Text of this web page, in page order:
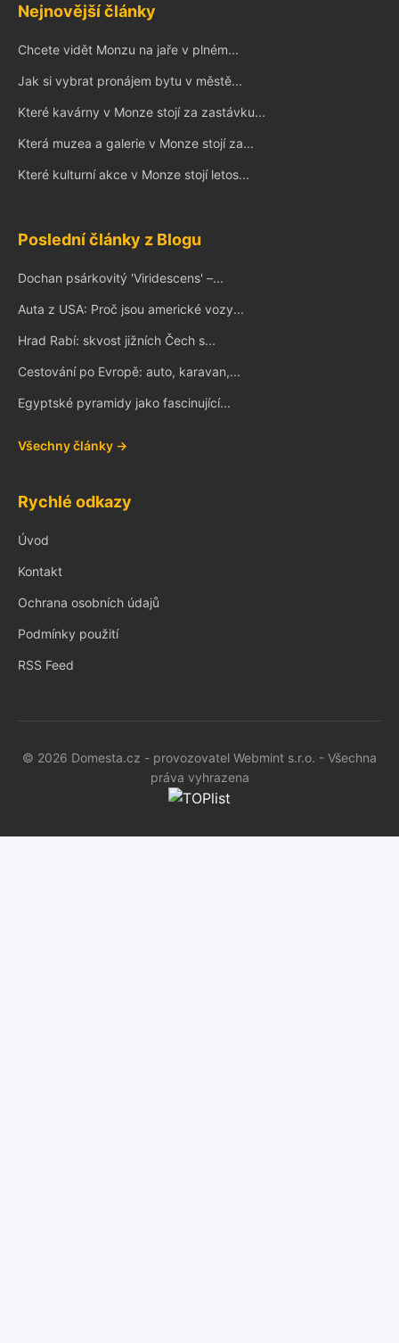
Nejnovější články
Chcete vidět Monzu na jaře v plném...
Jak si vybrat pronájem bytu v městě...
Které kavárny v Monze stojí za zastávku...
Která muzea a galerie v Monze stojí za...
Které kulturní akce v Monze stojí letos...
Poslední články z Blogu
Dochan psárkovitý 'Viridescens' –...
Auta z USA: Proč jsou americké vozy...
Hrad Rabí: skvost jižních Čech s...
Cestování po Evropě: auto, karavan,...
Egyptské pyramidy jako fascinující...
Všechny články →
Rychlé odkazy
Úvod
Kontakt
Ochrana osobních údajů
Podmínky použití
RSS Feed
© 2026 Domesta.cz - provozovatel Webmint s.r.o. - Všechna
práva vyhrazena